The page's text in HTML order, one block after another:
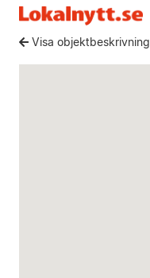
Visa objektbeskrivning